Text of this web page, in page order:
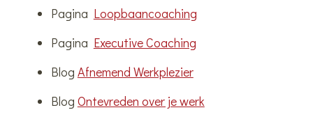
Pagina Loopbaancoaching
Pagina Executive Coaching
Blog Afnemend Werkplezier
Blog Ontevreden over je werk